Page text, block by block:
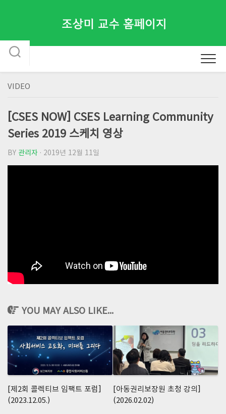
VIDEO
[CSES NOW] CSES Learning Community
Series 2019 스케치 영상
BY 관리자 · 2019년 12월 11일
YOU MAY ALSO LIKE...
[제2회 콜렉티브 임팩트 포럼]
(2023.12.05.)
[아동권리보장원 초청 강의]
(2026.02.02)